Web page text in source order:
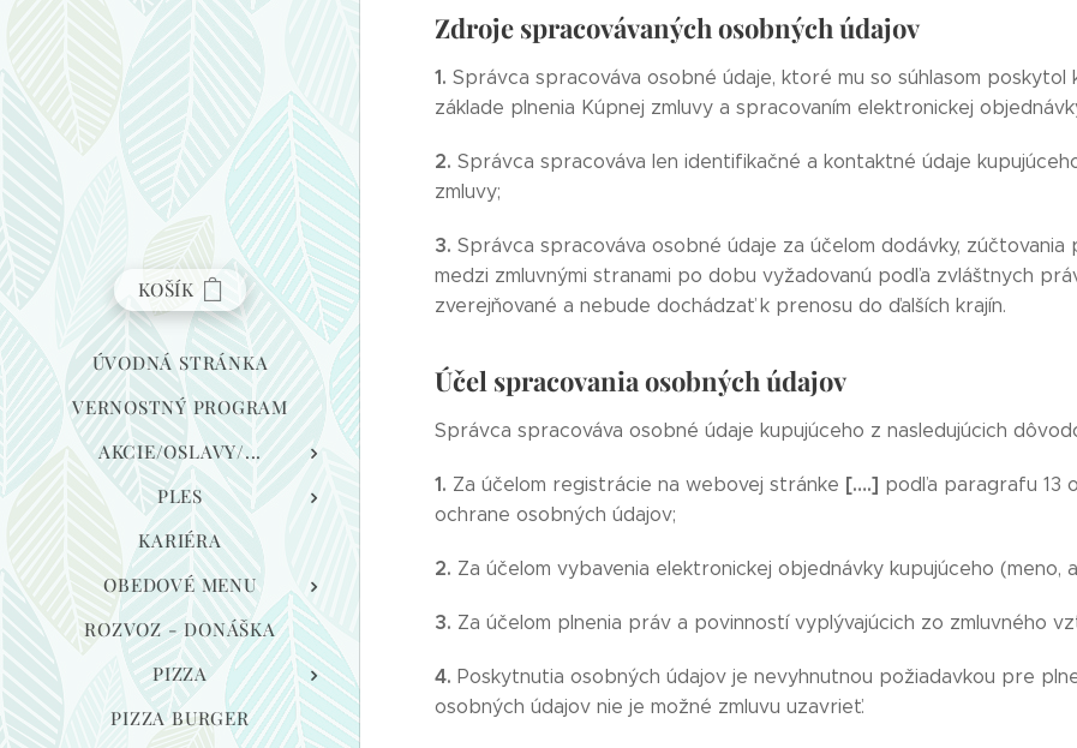
KOŠÍK
ÚVODNÁ STRÁNKA
VERNOSTNÝ PROGRAM
AKCIE/OSLAVY/...
PLES
KARIÉRA
OBEDOVÉ MENU
ROZVOZ - DONÁŠKA
PIZZA
PIZZA BURGER
Zdroje spracovávaných osobných údajov
1. Správca spracováva osobné údaje, ktoré mu so súhlasom poskytol
základe plnenia Kúpnej zmluvy a spracovaním elektronickej
2. Správca spracováva len identifikačné a kontaktné údaje
zmluvy;
3. Správca spracováva osobné údaje za účelom dodávky, zúčtovania
medzi zmluvnými stranami po dobu vyžadovanú podľa zvláštnych
zverejňované a nebude dochádzať k prenosu do ďalších krajín.
Účel spracovania osobných údajov
Správca spracováva osobné údaje kupujúceho z nasledujúcich
1. Za účelom registrácie na webovej stránke [….] podľa paragrafu 13
ochrane osobných údajov;
2. Za účelom vybavenia elektronickej objednávky kupujúceho (meno,
3. Za účelom plnenia práv a povinností vyplývajúcich zo zmluvného
4. Poskytnutia osobných údajov je nevyhnutnou požiadavkou pre
osobných údajov nie je možné zmluvu uzavrieť.